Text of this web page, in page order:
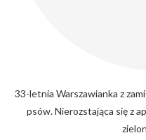
33-letnia Warszawianka z
psów. Nierozstająca się z